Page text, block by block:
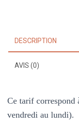
DESCRIPTION
AVIS (0)
Ce tarif correspond
vendredi au lundi).